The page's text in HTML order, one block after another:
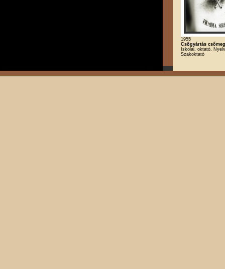
1955
Csőgyártás
Iskolai, oktató,
Szakoktató